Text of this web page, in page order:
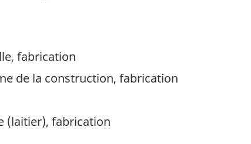
fabrication
de la construction, fabrication
(laitier), fabrication